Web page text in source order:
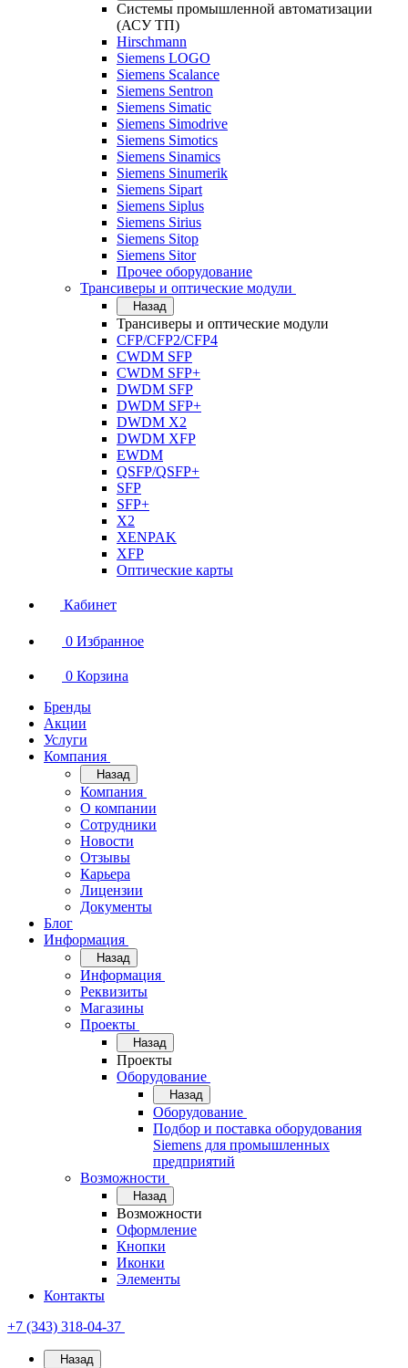
Системы промышленной автоматизации
(АСУ ТП)
Hirschmann
Siemens LOGO
Siemens Scalance
Siemens Sentron
Siemens Simatic
Siemens Simodrive
Siemens Simotics
Siemens Sinamics
Siemens Sinumerik
Siemens Sipart
Siemens Siplus
Siemens Sirius
Siemens Sitop
Siemens Sitor
Прочее оборудование
Трансиверы и оптические модули
Назад
Трансиверы и оптические модули
CFP/CFP2/CFP4
CWDM SFP
CWDM SFP+
DWDM SFP
DWDM SFP+
DWDM X2
DWDM XFP
EWDM
QSFP/QSFP+
SFP
SFP+
X2
XENPAK
XFP
Оптические карты
Кабинет
0 Избранное
0 Корзина
Бренды
Акции
Услуги
Компания
Назад
Компания
О компании
Сотрудники
Новости
Отзывы
Карьера
Лицензии
Документы
Блог
Информация
Назад
Информация
Реквизиты
Магазины
Проекты
Назад
Проекты
Оборудование
Назад
Оборудование
Подбор и поставка оборудования
Siemens для промышленных
предприятий
Возможности
Назад
Возможности
Оформление
Кнопки
Иконки
Элементы
Контакты
+7 (343) 318-04-37
Назад